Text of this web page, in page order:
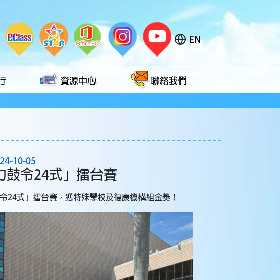
EN
資源中心 聯絡我們
10-05
鼓令24式」擂台賽
24式」擂台賽，獲特殊學校及復康機構組金獎！